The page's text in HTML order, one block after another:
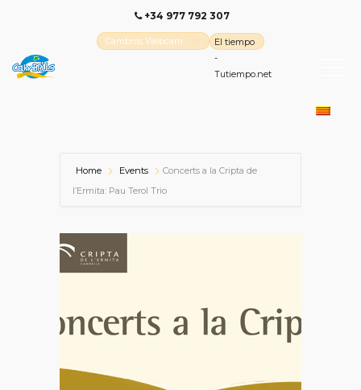
+34 977 792 307
Cambrils Webcam
El tiempo
-
Tutiempo.net
Home Events
Concerts a la Cripta de
l’Ermita: Pau Terol Trio